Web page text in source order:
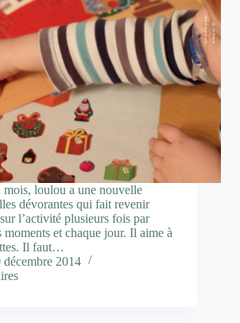
loulou a une nouvelle
dévorantes qui fait revenir
l’activité plusieurs fois par
et chaque jour. Il aime à
Il faut…
décembre 2014